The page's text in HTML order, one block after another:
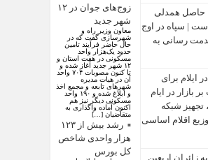
حاصل همدلی
| سپاه در اوج
رسانی به
در ایلام برای
بازار در ایام
ارز، تجهیز شبکه
اقلام اساسی
زائران اربعین
زوج‌های جوان در ۱۲
شهر جدید
معاون وزیر راه و
شهرسازی گفت که در
حال حاضر فرآیند تامین
حدود یک‌هزار واحد
مسکونی در هفت استان و
۱۲ شهر جدید آغاز شده و
تا کنون مصوبات ۷۰۴ واحد
آن در هیات مدیره
شهرهای تابعه و مجمع اخذ
و ابلاغ شده و ۱۹۰ واحد
مسکونی دیگر نیز هم
اکنون آماده واگذاری به
متقاضیان […]
رشد بیش از ۱۲۳
هزار واحدی شاخص
کل بورس